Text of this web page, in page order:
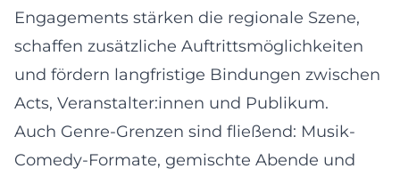
Engagements stärken die regionale Szene,
schaffen zusätzliche Auftrittsmöglichkeiten
und fördern langfristige Bindungen zwischen
Acts, Veranstalter:innen und Publikum.
Auch Genre-Grenzen sind fließend: Musik-
Comedy-Formate, gemischte Abende und